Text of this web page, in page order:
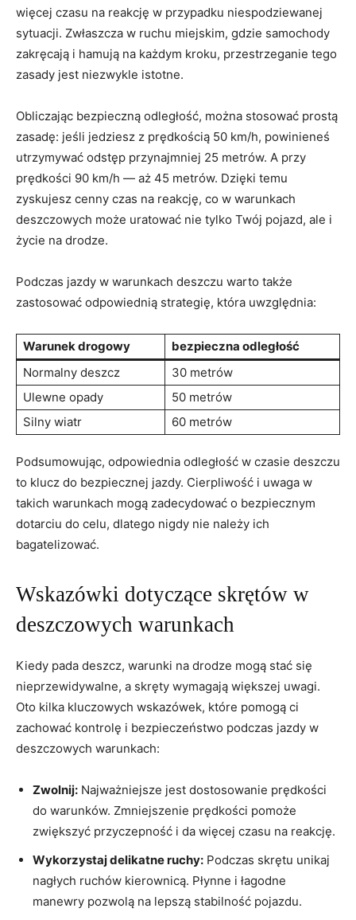
więcej‌ czasu ‌na reakcję ⁢w ​przypadku ‍niespodziewanej
sytuacji. Zwłaszcza⁢ w ruchu ⁢miejskim, gdzie samochody
zakręcają‍ i hamują na każdym​ kroku, przestrzeganie⁣ tego
zasady jest ‍niezwykle istotne.
Obliczając bezpieczną odległość, można⁤ stosować‌ prostą
zasadę: jeśli jedziesz z prędkością 50 km/h, powinieneś
utrzymywać odstęp‌ przynajmniej⁣ 25 metrów. A⁣ przy‌
prędkości 90 km/h — aż ‍45 metrów. Dzięki temu
zyskujesz⁣ cenny ‍czas ‌na reakcję, ⁤co w warunkach
⁣deszczowych może uratować nie‌ tylko Twój ‌pojazd, ale i⁤
życie ‍na drodze.
Podczas jazdy w⁣ warunkach deszczu warto⁤ także
zastosować​ odpowiednią strategię,​ która uwzględnia:
Warunek drogowy
bezpieczna odległość
Normalny deszcz
30 metrów
Ulewne opady
50 metrów
Silny wiatr
60 metrów
Podsumowując, odpowiednia odległość⁤ w czasie deszczu
to klucz do bezpiecznej jazdy. ‍Cierpliwość i uwaga w
takich warunkach mogą zadecydować o bezpiecznym
dotarciu‍ do ‌celu, dlatego nigdy nie należy ich
bagatelizować.
Wskazówki dotyczące skrętów ⁤w
deszczowych warunkach
Kiedy pada deszcz, warunki ​na drodze mogą⁣ stać się⁣
nieprzewidywalne, a skręty⁢ wymagają‍ większej uwagi.
Oto kilka ‌kluczowych wskazówek, ⁤które pomogą ci
zachować ⁤kontrolę i​ bezpieczeństwo podczas ‌jazdy w
⁢deszczowych warunkach:
Zwolnij: Najważniejsze jest dostosowanie prędkości
do warunków. Zmniejszenie⁢ prędkości pomoże
zwiększyć przyczepność i da więcej‍ czasu na reakcję.
Wykorzystaj delikatne ‍ruchy: Podczas‌ skrętu unikaj
nagłych ruchów kierownicą. Płynne i ‍łagodne
‍manewry pozwolą na ​lepszą stabilność ⁣pojazdu.